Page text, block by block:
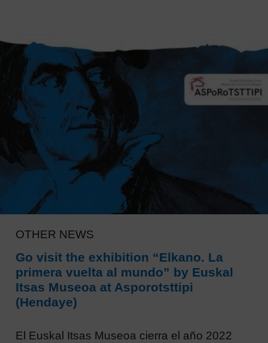
OTHER NEWS
Go visit the exhibition “Elkano. La
primera vuelta al mundo” by Euskal
Itsas Museoa at Asporotsttipi
(Hendaye)
El Euskal Itsas Museoa cierra el año 2022